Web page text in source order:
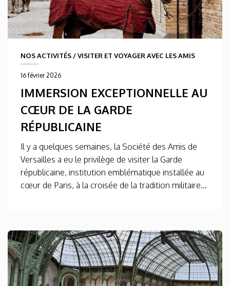
NOS ACTIVITÉS /VISITER ET VOYAGER AVEC LES AMIS
16 février 2026
IMMERSION EXCEPTIONNELLE AU
CŒUR DE LA GARDE
RÉPUBLICAINE
Il y a quelques semaines, la Société des Amis de
Versailles a eu le privilège de visiter la Garde
républicaine, institution emblématique installée au
cœur de Paris, à la croisée de la tradition militaire...